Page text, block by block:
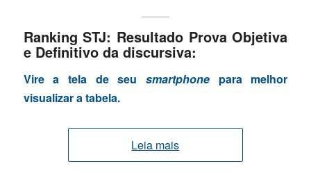
Ranking STJ: Resultado Prova Objetiva
e Definitivo da discursiva:
Vire a tela de seusmartphone para melhor
visualizar a tabela.
Leia mais